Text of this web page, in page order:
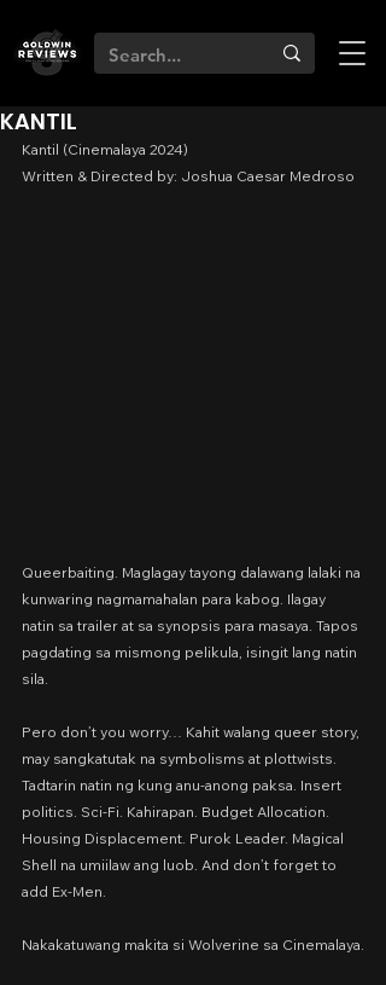
KANTIL
Kantil (Cinemalaya 2024)
Written & Directed by: Joshua Caesar Medroso
Queerbaiting. Maglagay tayong dalawang lalaki na
kunwaring nagmamahalan para kabog. Ilagay
natin sa trailer at sa synopsis para masaya. Tapos
pagdating sa mismong pelikula, isingit lang natin
sila.
Pero don’t you worry… Kahit walang queer story,
may sangkatutak na symbolisms at plottwists.
Tadtarin natin ng kung anu-anong paksa. Insert
politics. Sci-Fi. Kahirapan. Budget Allocation.
Housing Displacement. Purok Leader. Magical
Shell na umiilaw ang luob. And don’t forget to
add Ex-Men.
Nakakatuwang makita si Wolverine sa Cinemalaya.